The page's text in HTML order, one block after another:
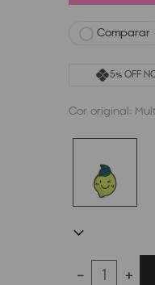
Comparar
5% OFF
Cor original:
＋
－